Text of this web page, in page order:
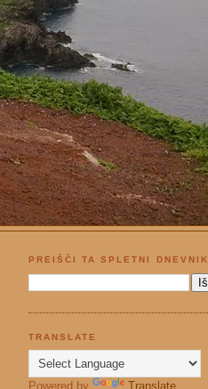
PREIŠČI TA SPLETNI DNEVNIK
TRANSLATE
Powered by Translate